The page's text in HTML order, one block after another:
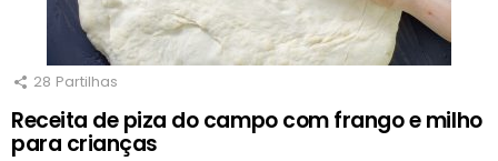
28 Partilhas
Receita de piza do campo com frango e milho
para crianças